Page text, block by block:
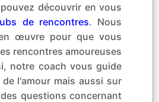
découvrir en vous
de rencontres. Nous
œuvre pour que vous
rencontres amoureuses
notre coach vous guide
l'amour mais aussi sur
questions concernant